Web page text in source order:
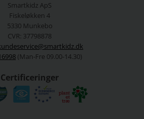
Smartkidz ApS
Fiskeløkken 4
5330 Munkebo
CVR: 37798878
(Man-Fre 09.00-14.30)
Certificeringer